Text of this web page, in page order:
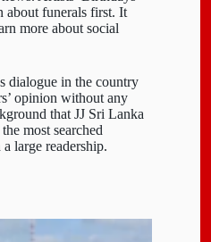
about funerals first. It
more about social
dialogue in the country
opinion without any
that JJ Sri Lanka
most searched
large readership.